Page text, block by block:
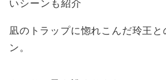
凪のトラップに惚れこんだ玲王と
ン。